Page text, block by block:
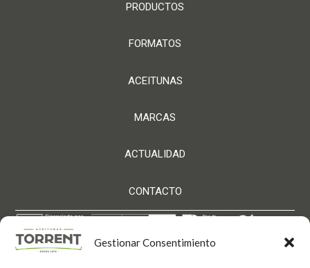
Gestionar Consentimiento
PRODUCTOS
FORMATOS
ACEITUNAS
MARCAS
ACTUALIDAD
CONTACTO